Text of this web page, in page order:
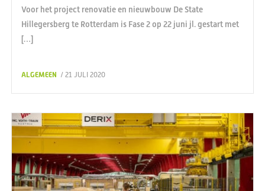
Voor het project renovatie en nieuwbouw De State
Hillegersberg te Rotterdam is Fase 2 op 22 juni jl. gestart met
[…]
ALGEMEEN / 21 JULI 2020